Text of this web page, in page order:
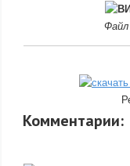
Файл
Комментарии: